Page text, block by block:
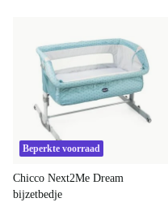
Beperkte voorraad
Chicco Next2Me Dream
bijzetbedje